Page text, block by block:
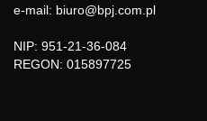
e-mail: biuro@bpj.com.pl
NIP: 951-21-36-084
REGON: 015897725